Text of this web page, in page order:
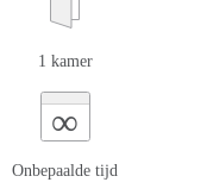
1 kamer
∞
Onbepaalde tijd